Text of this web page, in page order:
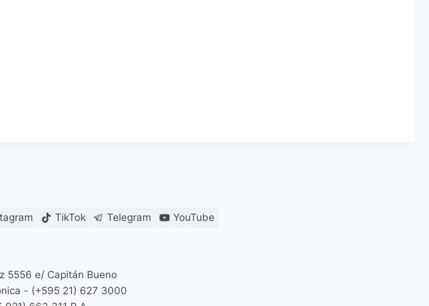
TikTok Telegram YouTube
5556 e/ Capitán Bueno
- (+595 21) 627 3000